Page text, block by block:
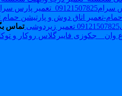
تعمیر زیردوشی تماس